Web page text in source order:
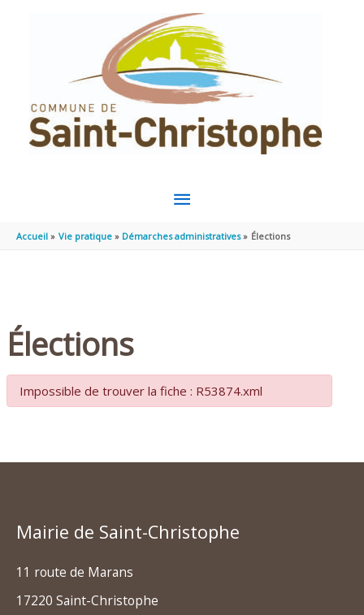
MENU
PRINCIPAL
Accueil Vie pratique Démarches administratives Élections
Élections
Impossible de trouver la fiche : R53874.xml
Mairie de Saint-Christophe
11 route de Marans
17220 Saint-Christophe